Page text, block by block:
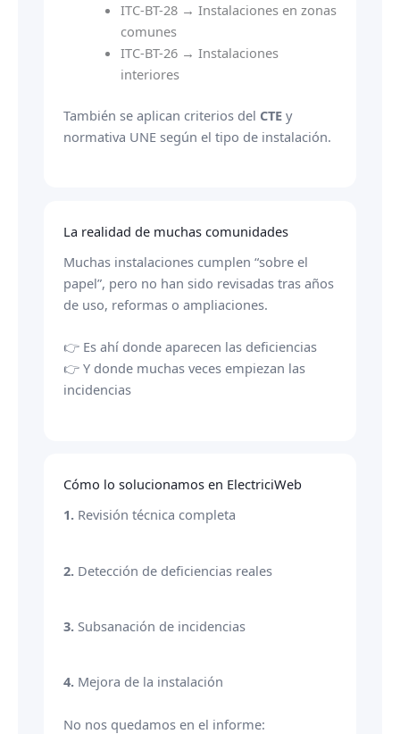
ITC-BT-28 → Instalaciones en zonas
comunes
ITC-BT-26 → Instalaciones
interiores
También se aplican criterios del CTE y
normativa UNE según el tipo de instalación.
La realidad de muchas comunidades
Muchas instalaciones cumplen “sobre el
papel”, pero no han sido revisadas tras años
de uso, reformas o ampliaciones.
👉 Es ahí donde aparecen las deficiencias
👉 Y donde muchas veces empiezan las
incidencias
Cómo lo solucionamos en ElectriciWeb
1. Revisión técnica completa
2. Detección de deficiencias reales
3. Subsanación de incidencias
4. Mejora de la instalación
No nos quedamos en el informe: